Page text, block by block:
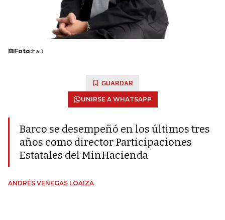
Foto:Itaú
GUARDAR
UNIRSE A WHATSAPP
Barco se desempeñó en los últimos tres
años como director Participaciones
Estatales del MinHacienda
ANDRÉS VENEGAS LOAIZA